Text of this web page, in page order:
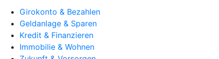
Girokonto & Bezahlen
Geldanlage & Sparen
Kredit & Finanzieren
Immobilie & Wohnen